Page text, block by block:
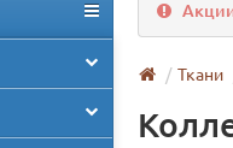
Ткани